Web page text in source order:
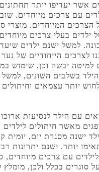
אשר יעדיפו יותר
עם צרכים מיוחדים. שוב
המיוחדים. מוצרי
בעלי צרכים
למשל ישנם ילדים
לצרכים הייחודיים של
יבשה וכן, שימוש
הילד בשלבים השונים,
יותר עצמאים
עם הילד לנסיעות
מאשר חיתולים
ישנה מסגרת יום, יומית
יותר. ישנם יתרונות
עם צרכים מיוחדים,
סוגרים בכלל ולכן, מומלץ